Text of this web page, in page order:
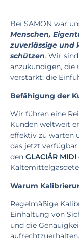
Bei SAMON war
Menschen,
zuverlässige und
schützen. Wir
anzukündigen, die
verstärkt: die
Befähigung der
Wir führen eine
Kunden weltweit
effektiv zu warten
das jetzt
den GLACIÄR MIDI
Warum
Regelmäßige
Einhaltung von
und die